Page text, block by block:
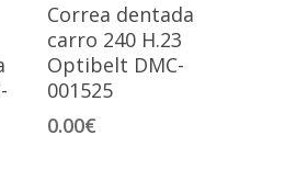
Correa dentada
carro 240 H.23
Optibelt DMC-
001525
0.00€